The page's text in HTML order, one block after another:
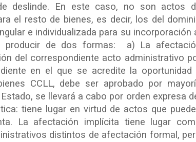
deslinde. En este caso, no son actos
el resto de bienes, es decir, los del
e individualizada para su incorporación
producir de dos formas: a) La
del correspondiente acto administrativo
en el que se acredite la oportunidad
CCLL, debe ser aprobado por
se llevará a cabo por orden expresa
tiene lugar en virtud de actos que
La afectación implícita tiene lugar
distintos de afectación formal,